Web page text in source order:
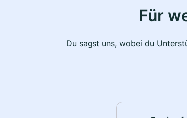
Für
Du sagst uns, wobei du